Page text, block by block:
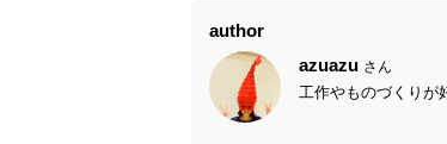
author
azuazu さん
工作やものづくり